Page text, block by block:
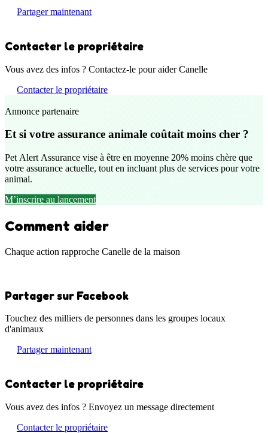
Partager maintenant
Contacter le propriétaire
Vous avez des infos ? Contactez-le pour aider Canelle
Contacter le propriétaire
Annonce partenaire
Et si votre assurance animale coûtait moins cher ?
Pet Alert Assurance vise à être en moyenne 20% moins chère que
votre assurance actuelle, tout en incluant plus de services pour votre
animal.
M’inscrire au lancement
Comment aider
Chaque action rapproche Canelle de la maison
Partager sur Facebook
Touchez des milliers de personnes dans les groupes locaux
d'animaux
Partager maintenant
Contacter le propriétaire
Vous avez des infos ? Envoyez un message directement
Contacter le propriétaire